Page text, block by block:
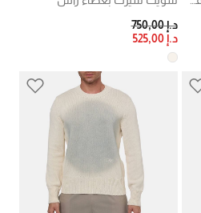
PRICE REDUCED FROM
د.إ 750,00
TO
د.إ 525,00